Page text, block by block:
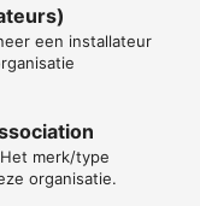
een installateur
merk/type
organisatie.